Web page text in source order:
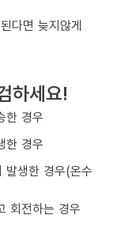
다면 늦지않게
하세요!
한 경우
한 경우
발생한 경우(온수
회전하는 경우